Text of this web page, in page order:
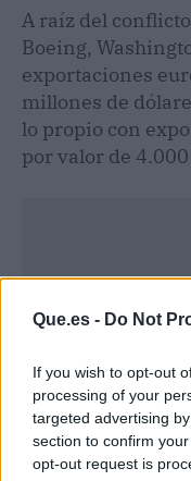
Que.es - Do Not
If you wish to opt-out
processing of your
targeted advertising
section to confirm
opt-out request is
A raíz del
Boeing,
exportaciones
millones de
lo propio con
por valor de